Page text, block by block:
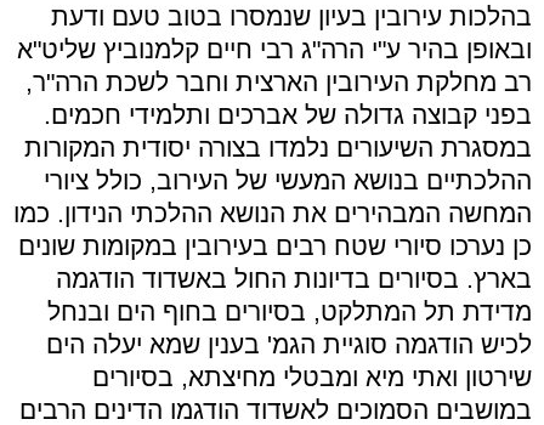
בהלכות עירובין בעיון שנמסרו בטוב טעם ודעת
ובאופן בהיר ע"י הרה"ג רבי חיים קלמנוביץ שליט"א
רב מחלקת העירובין הארצית וחבר לשכת הרה"ר,
בפני קבוצה גדולה של אברכים ותלמידי חכמים.
במסגרת השיעורים נלמדו בצורה יסודית המקורות
ההלכתיים בנושא המעשי של העירוב, כולל ציורי
המחשה המבהירים את הנושא ההלכתי הנידון. כמו
כן נערכו סיורי שטח רבים בעירובין במקומות שונים
בארץ. בסיורים בדיונות החול באשדוד הודגמה
מדידת תל המתלקט, בסיורים בחוף הים ובנחל
לכיש הודגמה סוגיית הגמ' בענין שמא יעלה הים
שירטון ואתי מיא ומבטלי מחיצתא, בסיורים
במושבים הסמוכים לאשדוד הודגמו הדינים הרבים